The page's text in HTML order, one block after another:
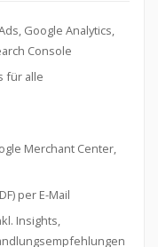
Google Analytics,
Console
für alle
Merchant Center,
per E-Mail
Insights,